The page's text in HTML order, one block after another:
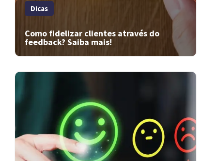
Dicas
Como fidelizar clientes através do
feedback? Saiba mais!